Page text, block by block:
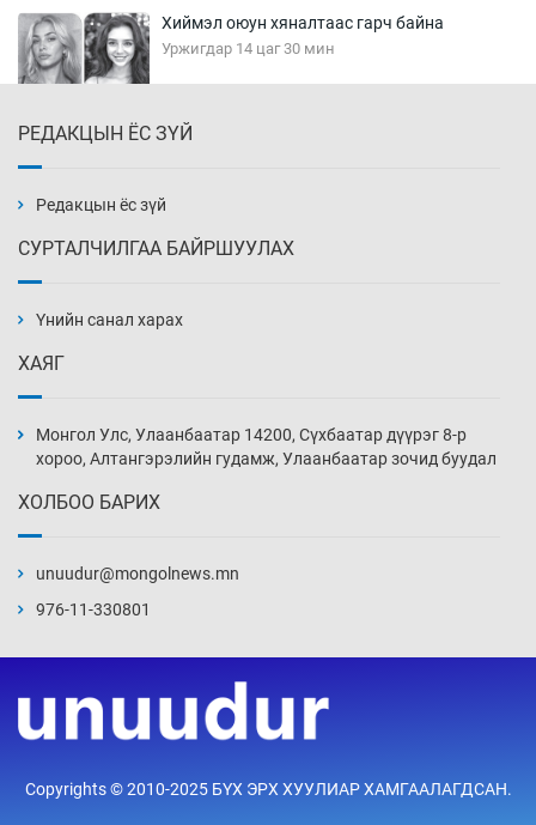
Хиймэл оюун хяналтаас гарч байна
Уржигдар 14 цаг 30 мин
Уржигдар 14 цаг 00 мин
нэмэгджээ
Уржигдар 13 цаг 30 мин
Уржигдар 13 цаг 00 мин
Уржигдар 12 цаг 30 мин
үйлчилж буй гэв
РЕДАКЦЫН ЁС ЗҮЙ
Редакцын ёс зүй
СУРТАЛЧИЛГАА БАЙРШУУЛАХ
Үнийн санал харах
ХАЯГ
Монгол Улс, Улаанбаатар 14200, Сүхбаатар дүүрэг 8-р
хороо, Алтангэрэлийн гудамж, Улаанбаатар зочид буудал
ХОЛБОО БАРИХ
unuudur@mongolnews.mn
976-11-330801
Copyrights © 2010-2025 БҮХ ЭРХ ХУУЛИАР ХАМГААЛАГДСАН.